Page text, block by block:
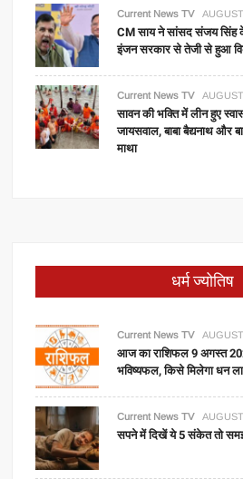
Current News TV
CM साय ने सांसद संजय सिंह
इंजन सरकार से तेजी से हुआ
Current News TV
सावन की भक्ति में लीन हुए
जायसवाल, बाबा बैद्यनाथ और
माथा
धर्म ज्योतिष
Current News TV
आज का राशिफल 9 अगस्त
भविष्यफल, किसे मिलेगा धन
Current News TV
सपने में दिखें ये 5 संकेत तो